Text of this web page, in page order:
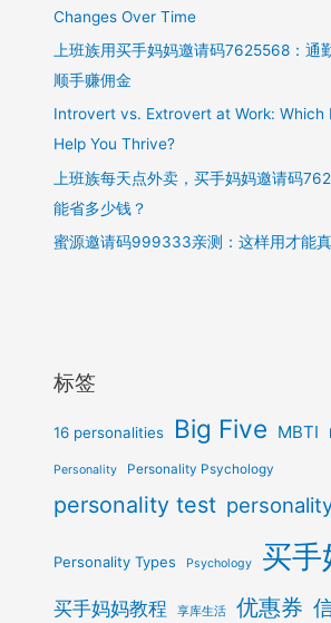
Changes Over Time
上班族用买手妈妈邀请码7625568：通
顺手赚佣金
Introvert vs. Extrovert at Work: Which
Help You Thrive?
上班族每天点外卖，买手妈妈邀请码
能省多少钱？
蜜源邀请码999333亲测：这样用才能
标签
16 personalities Big Five MBTI
Personality Personality Psychology
personality test
Personality Types Psychology 买手
买手妈妈教程 享库生活 优惠券